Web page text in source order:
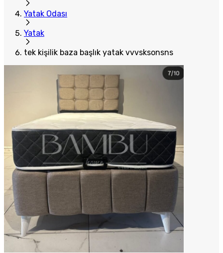
Yatak Odası
Yatak
tek kişilik baza başlık yatak vvvsksonsns